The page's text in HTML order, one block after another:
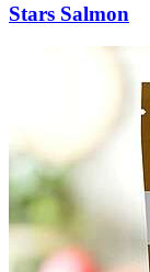
Stars Salmon